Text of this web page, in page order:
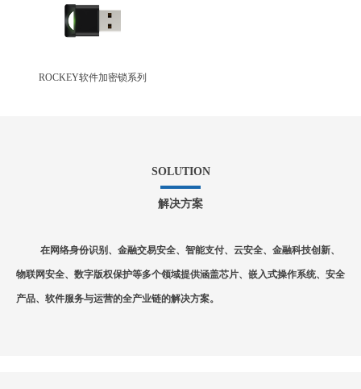
ROCKEY软件加密锁系列
SOLUTION
解决方案
在网络身份识别、金融交易安全、智能支付、云安全、金融科技创新、
物联网安全、数字版权保护等多个领域提供涵盖芯片、嵌入式操作系统、安全
产品、软件服务与运营的全产业链的解决方案。